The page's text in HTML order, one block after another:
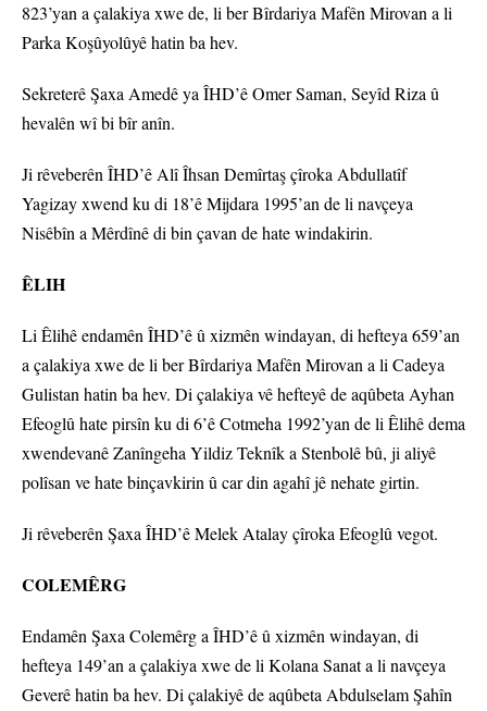
823’yan a çalakiya xwe de, li ber Bîrdariya Mafên Mirovan a li
Parka Koşûyolûyê hatin ba hev.
Sekreterê Şaxa Amedê ya ÎHD’ê Omer Saman, Seyîd Riza û
hevalên wî bi bîr anîn.
Ji rêveberên ÎHD’ê Alî Îhsan Demîrtaş çîroka Abdullatîf
Yagizay xwend ku di 18’ê Mijdara 1995’an de li navçeya
Nisêbîn a Mêrdînê di bin çavan de hate windakirin.
ÊLIH
Li Êlihê endamên ÎHD’ê û xizmên windayan, di hefteya 659’an
a çalakiya xwe de li ber Bîrdariya Mafên Mirovan a li Cadeya
Gulistan hatin ba hev. Di çalakiya vê hefteyê de aqûbeta Ayhan
Efeoglû hate pirsîn ku di 6’ê Cotmeha 1992’yan de li Êlihê dema
xwendevanê Zanîngeha Yildiz Teknîk a Stenbolê bû, ji aliyê
polîsan ve hate binçavkirin û car din agahî jê nehate girtin.
Ji rêveberên Şaxa ÎHD’ê Melek Atalay çîroka Efeoglû vegot.
COLEMÊRG
Endamên Şaxa Colemêrg a ÎHD’ê û xizmên windayan, di
hefteya 149’an a çalakiya xwe de li Kolana Sanat a li navçeya
Geverê hatin ba hev. Di çalakiyê de aqûbeta Abdulselam Şahîn